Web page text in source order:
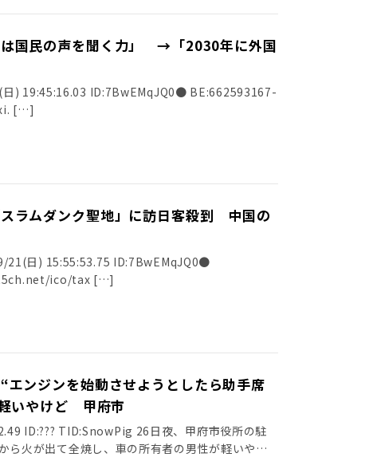
は国民の声を聞く力」 →「2030年に外国
) 19:45:16.03 ID:7BwEMqJQ0● BE:662593167-
[…]
ラムダンク聖地」に訪日客殺到 中国の
21(日) 15:55:53.75 ID:7BwEMqJQ0●
ico/tax […]
エンジンを始動させようとしたら助手席
いやけど 甲府市
ID:??? TID:SnowPig 26日夜、甲府市役所の駐
ら火が出て全焼し、車の所有者の男性が軽いや